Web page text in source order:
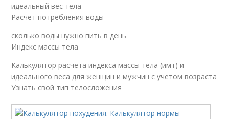
идеальный вес тела
Расчет потребления воды
сколько воды нужно пить в день
Индекс массы тела
Калькулятор расчета индекса массы тела (имт) и
идеального веса для женщин и мужчин с учетом возраста
Узнать свой тип телосложения